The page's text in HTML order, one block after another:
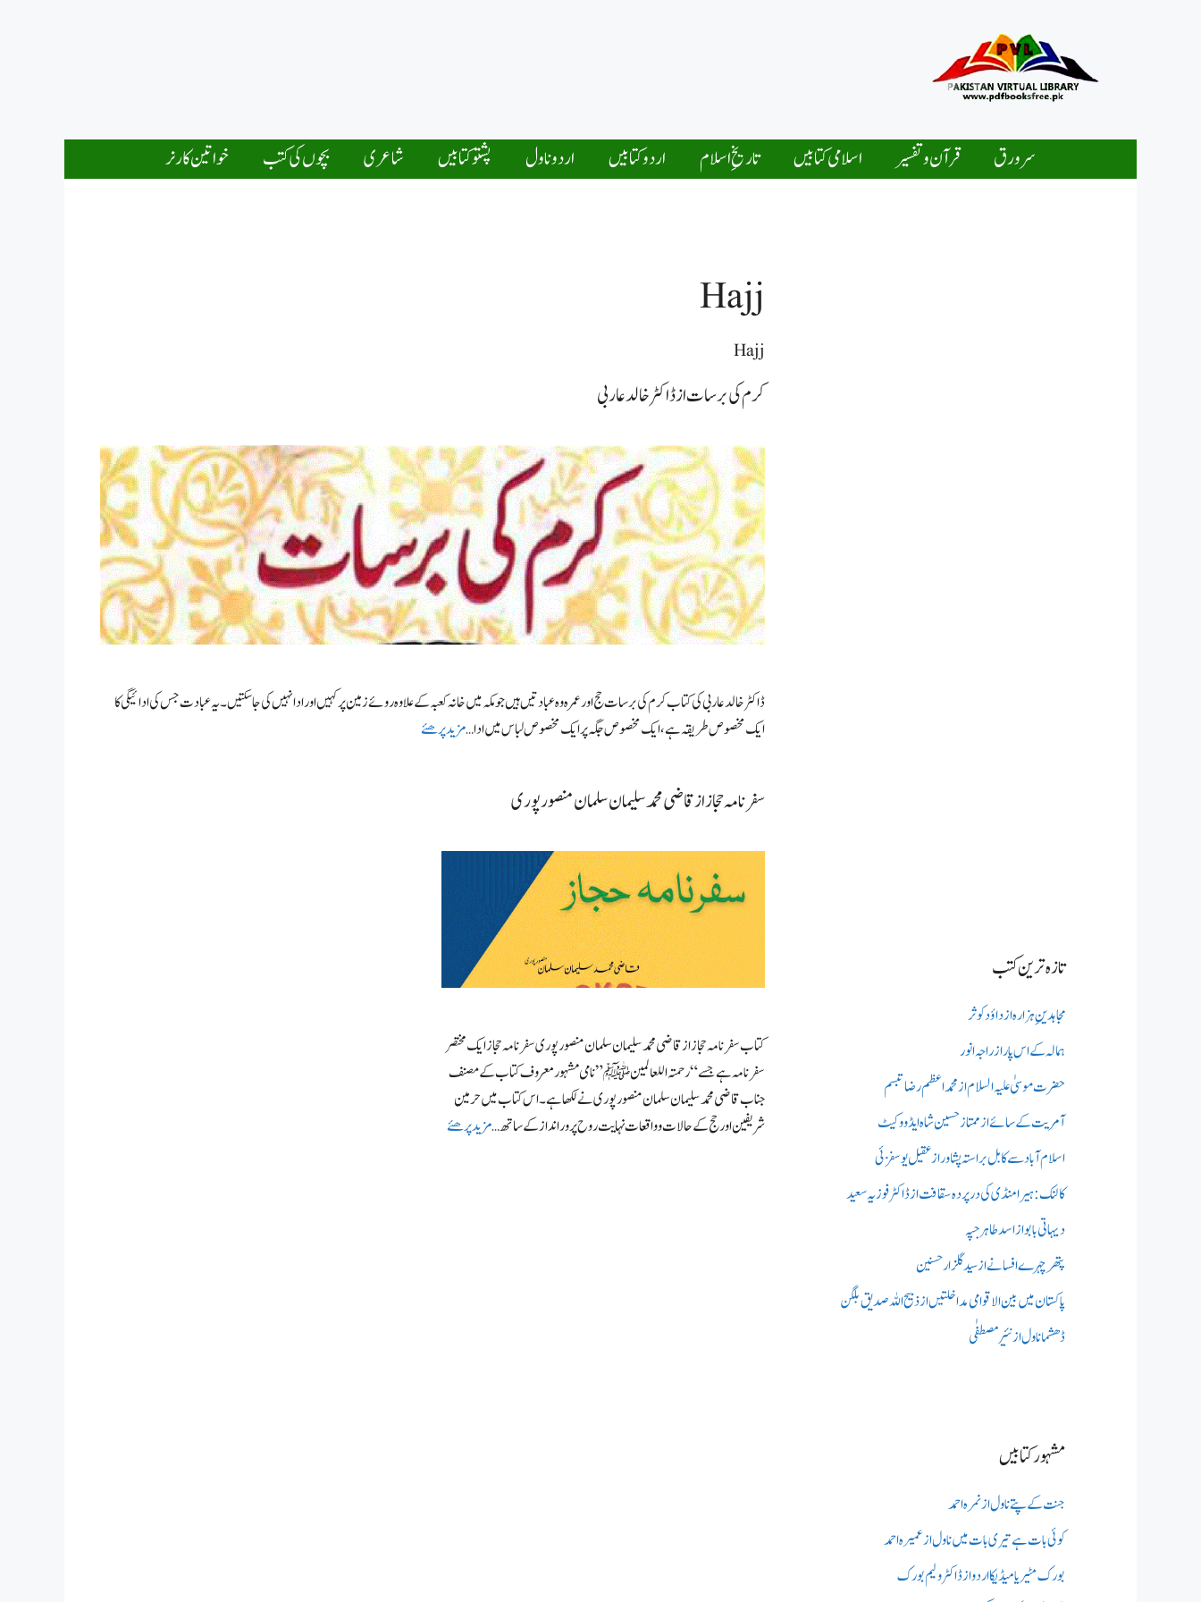
سرورق قرآن و تفسیر اسلامی کتابیں تاریخِ اسلام اردو کتابیں اردو ناول پشتو کتابیں شاعری بچوں کی کتب خواتین کارنر
Hajj
Hajj
کرم کی برسات از ڈاکٹر خالد عاربی
ڈاکٹر خالد عاربی کی کتاب کرم کی برسات حج اور عمرہ وہ عبادتیں ہیں جو مکہ میں خانہ کعبہ کے علاوہ روئے زمین پر کہیں اور ادا نہیں کی جا سکتیں۔ یہ عبادت جس کی ادائیگی کا
ایک مخصوص طریقہ ہے، ایک مخصوص جگہ پر ایک مخصوص لباس میں ادا …مزید پرھئے
سفرنامہ حجاز از قاضی محمد سلیمان سلمان منصورپوری
کتاب سفرنامہ حجاز از قاضی محمد سلیمان سلمان منصورپوری سفرنامہ حجاز ایک مختصر
سفرنامہ ہے جسے “رحمتہ اللعالمینﷺ” نامی مشہور معروف کتاب کے مصنف
جناب قاضی محمد سلیمان سلمان منصورپوری نے لکھا ہے۔ اس کتاب میں حرمین
شریفین اور حج کے حالات و واقعات نہایت روح پرور انداز کے ساتھ …مزید پرھئے
تازہ ترین کتب
مجاہدینِ ہزارہ از داؤد کوثر
ہمالہ کے اس پار از راجہ انور
حضرت موسیٰ علیہ السلام از محمد اعظم رضا تبسم
آمریت کے سائے از ممتاز حسین شاہ ایڈووکیٹ
اسلام آباد سے کابل براستہ پشاور از عقیل یوسفزئی
کالنک: ہیرا منڈی کی در پردہ سقافت از ڈاکٹر فوزیہ سعید
دیہاتی بابو از اسد طاہر جپہ
پتھر چہرے افسانے از سید گلزار حسنین
پاکستان میں بین الاقوامی مداخلتیں از ذبیح اللہ صدیق بلگن
ڈھشما ناول از نئیر مصطفٰی
مشہور کتابیں
جنت کے پتے ناول از نمرہ احمد
کوئی بات ہے تیری بات میں ناول از عمیرہ احمد
بورک مٹیریا میڈیکااردو از ڈاکٹر ولیم بورک